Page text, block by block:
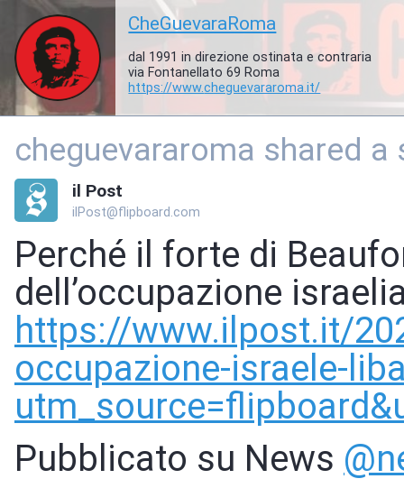
CheGuevaraRoma
dal 1991 in direzione ostinata e contraria
via Fontanellato 69 Roma
https://www.cheguevararoma.it/
cheguevararoma shared
il Post
ilPost@flipboard.com
Perché il forte di
dell’occupazione
https://www.ilpost.it/
occupazione-israele-
Pubblicato su News @